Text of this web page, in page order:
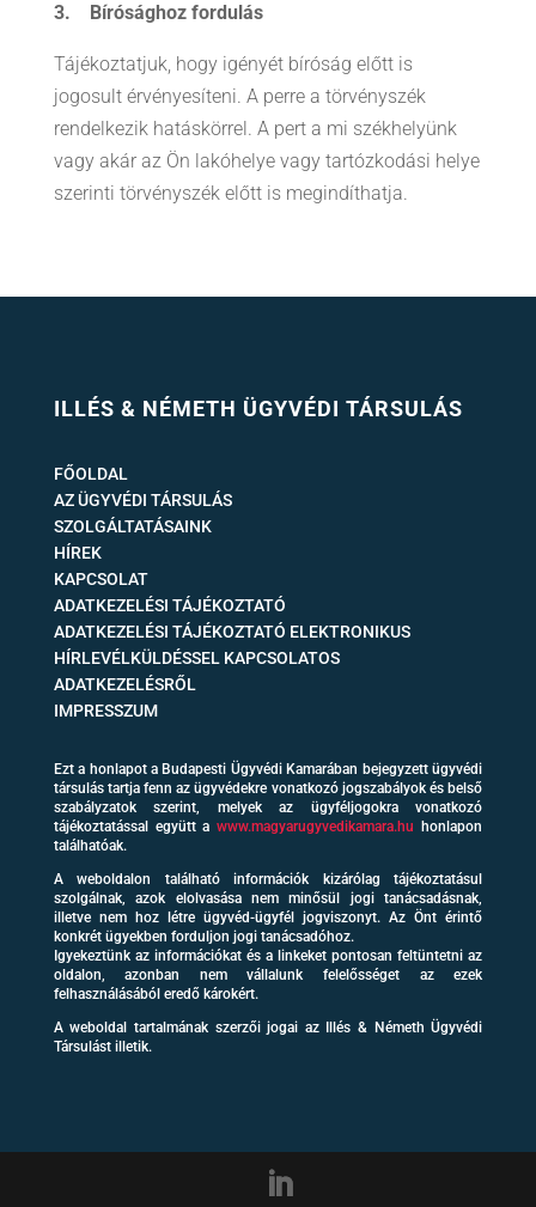
3. Bírósághoz fordulás
Tájékoztatjuk, hogy igényét bíróság előtt is
jogosult érvényesíteni. A perre a törvényszék
rendelkezik hatáskörrel. A pert a mi székhelyünk
vagy akár az Ön lakóhelye vagy tartózkodási helye
szerinti törvényszék előtt is megindíthatja.
ILLÉS & NÉMETH ÜGYVÉDI TÁRSULÁS
FŐOLDAL
AZ ÜGYVÉDI TÁRSULÁS
SZOLGÁLTATÁSAINK
HÍREK
KAPCSOLAT
ADATKEZELÉSI TÁJÉKOZTATÓ
ADATKEZELÉSI TÁJÉKOZTATÓ ELEKTRONIKUS
HÍRLEVÉLKÜLDÉSSEL KAPCSOLATOS
ADATKEZELÉSRŐL
IMPRESSZUM
Ezt a honlapot a Budapesti Ügyvédi Kamarában bejegyzett ügyvédi
társulás tartja fenn az ügyvédekre vonatkozó jogszabályok és belső
szabályzatok szerint, melyek az ügyféljogokra vonatkozó
tájékoztatással együtt awww.magyarugyvedikamara.hu honlapon
találhatóak.
A weboldalon található információk kizárólag tájékoztatásul
szolgálnak, azok elolvasása nem minősül jogi tanácsadásnak,
illetve nem hoz létre ügyvéd-ügyfél jogviszonyt. Az Önt érintő
konkrét ügyekben forduljon jogi tanácsadóhoz.
Igyekeztünk az információkat és a linkeket pontosan feltüntetni az
oldalon, azonban nem vállalunk felelősséget az ezek
felhasználásából eredő károkért.
A weboldal tartalmának szerzői jogai az Illés & Németh Ügyvédi
Társulást illetik.